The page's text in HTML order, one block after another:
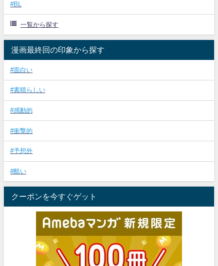
#BL
一覧から探す
漫画最終回の印象から探す
#面白い
#素晴らしい
#感動的
#衝撃的
#予想外
#酷い
クーポンを今すぐゲット